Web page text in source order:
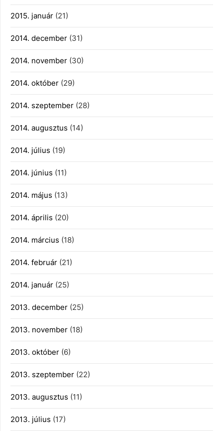
2015. január (21)
2014. december (31)
2014. november (30)
2014. október (29)
2014. szeptember (28)
2014. augusztus (14)
2014. július (19)
2014. június (11)
2014. május (13)
2014. április (20)
2014. március (18)
2014. február (21)
2014. január (25)
2013. december (25)
2013. november (18)
2013. október (6)
2013. szeptember (22)
2013. augusztus (11)
2013. július (17)